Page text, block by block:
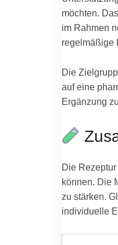
möchten.
im Rahmen
regelmäßige
Die
auf eine
Ergänzung
Die
können. Die
zu stärken.
individuelle